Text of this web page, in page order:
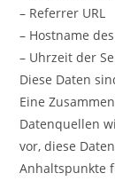
– Referrer URL
– Hostname
– Uhrzeit der
Diese Daten
Eine
Datenquellen
vor, diese
Anhaltspunkte